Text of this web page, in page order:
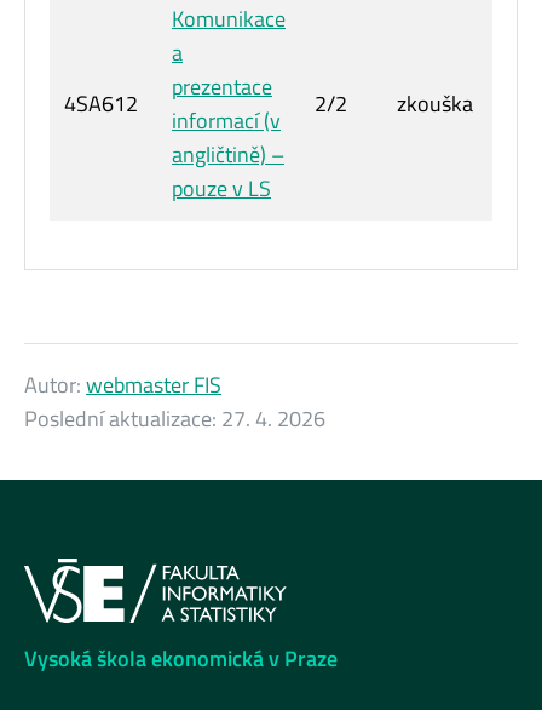
4SA612
Komunikace
a
prezentace
informací (v
angličtině) –
pouze v LS
2/2 zkouška
Autor:webmaster FIS
Poslední aktualizace: 27. 4. 2026
Vysoká škola ekonomická v Praze